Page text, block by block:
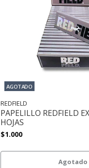
AGOTADO
REDFIELD
PAPELILLO REDFIELD
HOJAS
$1.000
Agotado